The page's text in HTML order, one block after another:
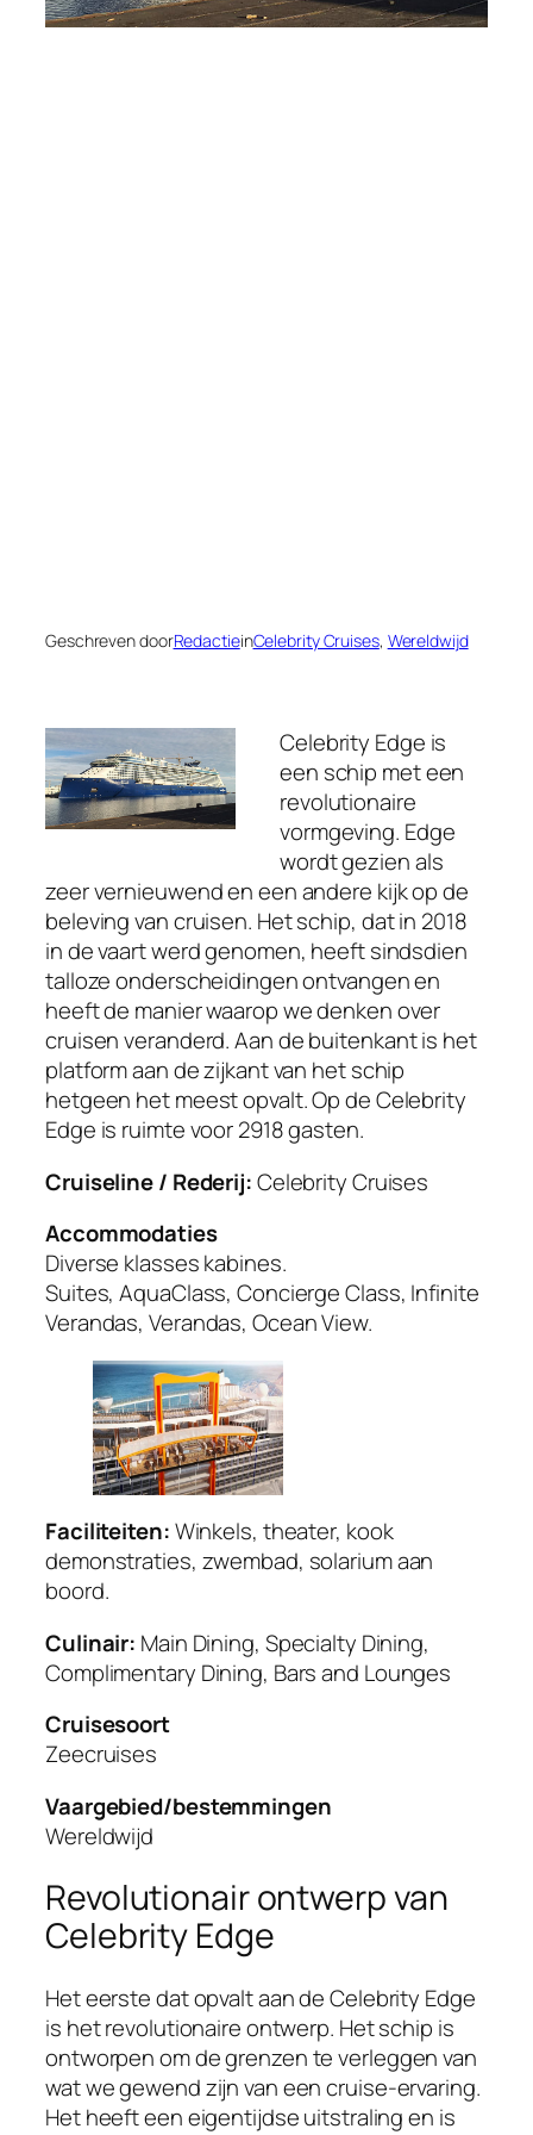
Geschreven doorRedactieinCelebrity Cruises, Wereldwijd
Celebrity Edge is
een schip met een
revolutionaire
vormgeving. Edge
wordt gezien als
zeer vernieuwend en een andere kijk op de
beleving van cruisen. Het schip, dat in 2018
in de vaart werd genomen, heeft sindsdien
talloze onderscheidingen ontvangen en
heeft de manier waarop we denken over
cruisen veranderd.Aan de buitenkant is het
platform aan de zijkant van het schip
hetgeen het meest opvalt. Op de Celebrity
Edge is ruimte voor 2918 gasten.
Cruiseline / Rederij:Celebrity Cruises
Accommodaties
Diverse klasses kabines.
Suites, AquaClass, Concierge Class, Infinite
Verandas, Verandas, Ocean View.
Faciliteiten:Winkels, theater, kook
demonstraties, zwembad, solarium aan
boord.
Culinair: Main Dining, Specialty Dining,
Complimentary Dining, Bars and Lounges
Cruisesoort
Zeecruises
Vaargebied/bestemmingen
Wereldwijd
Revolutionair ontwerp van
Celebrity Edge
Het eerste dat opvalt aan de Celebrity Edge
is het revolutionaire ontwerp. Het schip is
ontworpen om de grenzen te verleggen van
wat we gewend zijn van een cruise-ervaring.
Het heeft een eigentijdse uitstraling en is